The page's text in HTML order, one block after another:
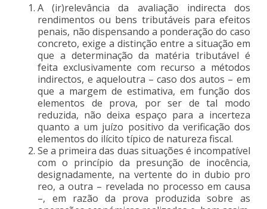
A (ir)relevância da avaliação indirecta dos
rendimentos ou bens tributáveis para efeitos
penais, não dispensando a ponderação do caso
concreto, exige a distinção entre a situação em
que a determinação da matéria tributável é
feita exclusivamente com recurso a métodos
indirectos, e aqueloutra – caso dos autos – em
que a margem de estimativa, em função dos
elementos de prova, por ser de tal modo
reduzida, não deixa espaço para a incerteza
quanto a um juízo positivo da verificação dos
elementos do ilícito típico de natureza fiscal.
Se a primeira das duas situações é incompatível
com o princípio da presunção de inocência,
designadamente, na vertente do in dubio pro
reo, a outra – revelada no processo em causa
–, em razão da prova produzida sobre as